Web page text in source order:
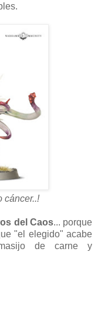
cáncer..!
del Caos... porque
"el elegido" acabe
de carne y